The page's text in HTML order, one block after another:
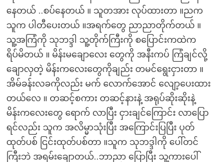
နေတယ် ..စပ်နေတယ် ။ သူတအား လုပ်ထားတာ ။ညက
သူက ပါတီပေးတယ် ။အရက်တွေ ညာညာတိုက်တယ် ။
သူ့အကြံကို သုဘဒ္ဒါ သူ့တိုက်ကြီးကို စပြောင်းကထဲက
ရိပ်မိတယ် ။ မိန်းမချောလေး တွေကို အနီးကပ် ကြံချင်လို့
ချောလှတဲ့ မိန်းကလေးတွေကိုချည်း တမင်ရွေးငှားတာ ။
အိမ်ခန်းလခကိုလည်း မက် လောက်အောင် လျော့ပေးထား
တယ်လေ ။ တဆင့်စကား တဆင့်နားနဲ့ အရုပ်ဆိုးဆိုးနဲ့
မိန်းကလေးတွေ ရောက် လာပြီး ငှားချင်ကြောင်း လာပြော
ရင်လည်း သူက အလိမ္မာသုံးပြီး အကြောင်းပြပြီး ပုတ်
ထုတ်ပစ် ငြင်းထုတ်ပစ်တာ ။သူက သုဘဒ္ဒါကို ပေါ်တင်
ကြီးဘဲ အရမ်းချောတယ်..ဘာညာ ပြောပြီး သူ့ကားပေါ်